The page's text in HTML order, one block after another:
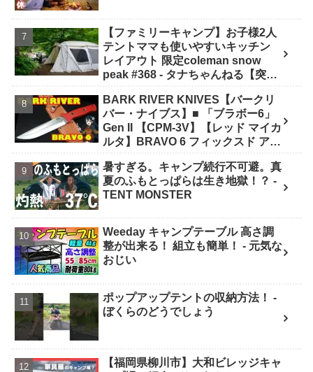
【ファミリーキャンプ】お子様2人
テントママも使いやすいキッチン
レイアウト 限定coleman snow
peak #368 - タナちゃんねる【突撃
BARK RIVER KNIVES【バークリ
バー・ナイブス】■ 「ブラボー6」
Gen II 【CPM-3V】【レッド マイカ
ルタ】BRAVO 6 フィックスド アメ
グ！
暑すぎる。キャンプ続行不可避。真
夏のふもとっぱらは生き地獄！？ -
TENT MONSTER
Weeday キャンプテーブル 高さ調
整が出来る！ 組立も簡単！ - 元気な
おじい
ポップアップテントの収納方法！ -
ぼくらのどうでしょう
【福岡県柳川市】大和ビレッジキャ